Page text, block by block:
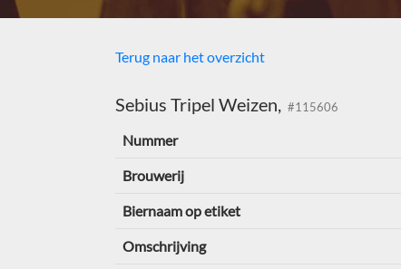
Terug naar het overzicht
Sebius Tripel Weizen, #115606
Nummer
Brouwerij
Biernaam op etiket
Omschrijving